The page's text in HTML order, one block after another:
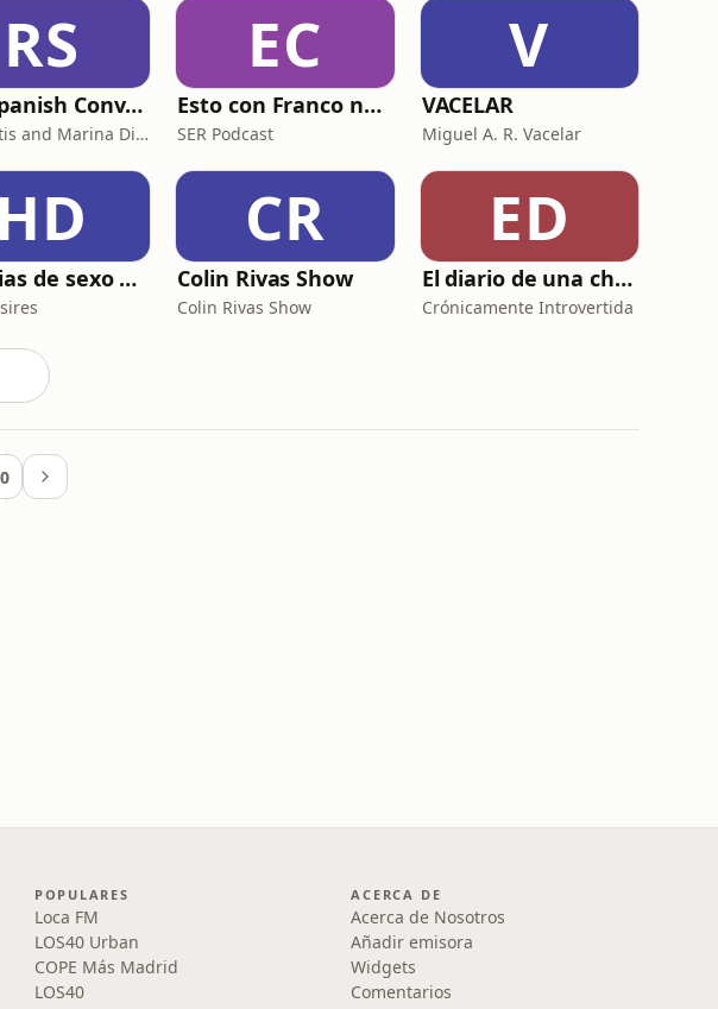
RS
Real Spanish Conversations, by Notes in Spanish
Ben Curtis and Marina Diez
EC
Esto con Franco no pasaba
SER Podcast
V
VACELAR
Miguel A. R. Vacelar
HD
Historias de sexo apasionado ❤️‍🔥 Susurros de placer en audio
CR
Colin Rivas Show
Colin Rivas Show
ED
El diario de una chica Crónicamente Introvertida
Crónicamente Introvertida
POPULARES
Loca FM
LOS40 Urban
COPE Más Madrid
LOS40
ACERCA DE
Acerca de Nosotros
Añadir emisora
Widgets
Comentarios